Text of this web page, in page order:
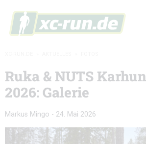
Ruka & NUTS
2026: Galerie
Markus Mingo - 24. Mai 2026